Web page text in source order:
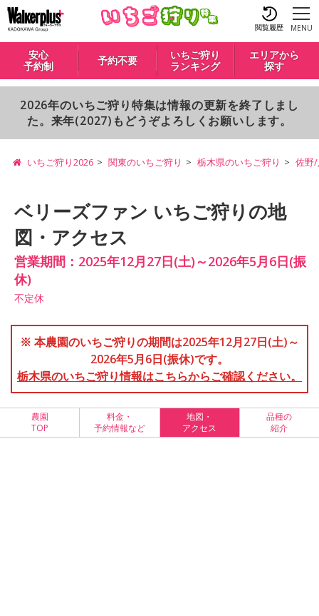
閲覧履歴 MENU
安心
予約制
予約不要
いちご狩り
ランキング
エリアから
探す
2026年のいちご狩り特集は情報の更新を終了しまし
た。来年(2027)もどうぞよろしくお願いします。
いちご狩り2026 関東のいちご狩り 栃木県のいちご狩り 佐野
ベリーズファン いちご狩りの地
図・アクセス
営業期間：2025年12月27日(土)～2026年5月6日(振
休)
不定休
※ 本農園のいちご狩りの期間は2025年12月27日(土)～
2026年5月6日(振休)です。
栃木県のいちご狩り情報はこちらからご確認ください。
農園
TOP
料金・
予約情報など
地図・
アクセス
品種の
紹介